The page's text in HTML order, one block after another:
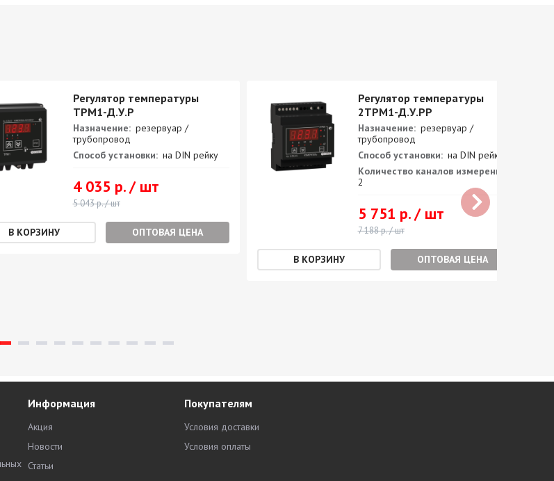
Регулятор температуры
ТРМ1-Д.У.Р
Назначение: резервуар /
трубопровод
Способ установки: на DIN рейку
4 035 р. / шт
5 043 р. / шт
ОПТОВАЯ ЦЕНА
Регулятор температуры
2ТРМ1-Д.У.РР
Назначение: резервуар /
трубопровод
Способ установки: на DIN рейку
Количество каналов измерения:
2
5 751 р. / шт
7 188 р. / шт
ОПТОВАЯ ЦЕНА
Информация
Акция
Новости
Статьи
Покупателям
Условия доставки
Условия оплаты